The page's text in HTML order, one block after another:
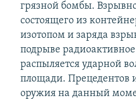
грязной бомбы.
состоящего из
изотопом и заряда
подрыве
распыляется ударной
площади. Прецедентов
оружия на данный